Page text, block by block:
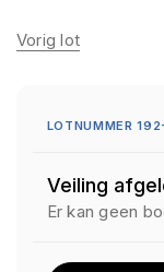
Vorig lot
LOTNUMMER
Veiling
Er kan geen